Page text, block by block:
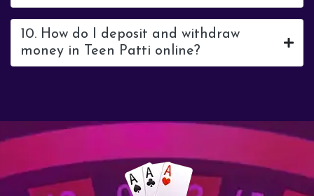
10. How do I deposit and withdraw
money in Teen Patti online?